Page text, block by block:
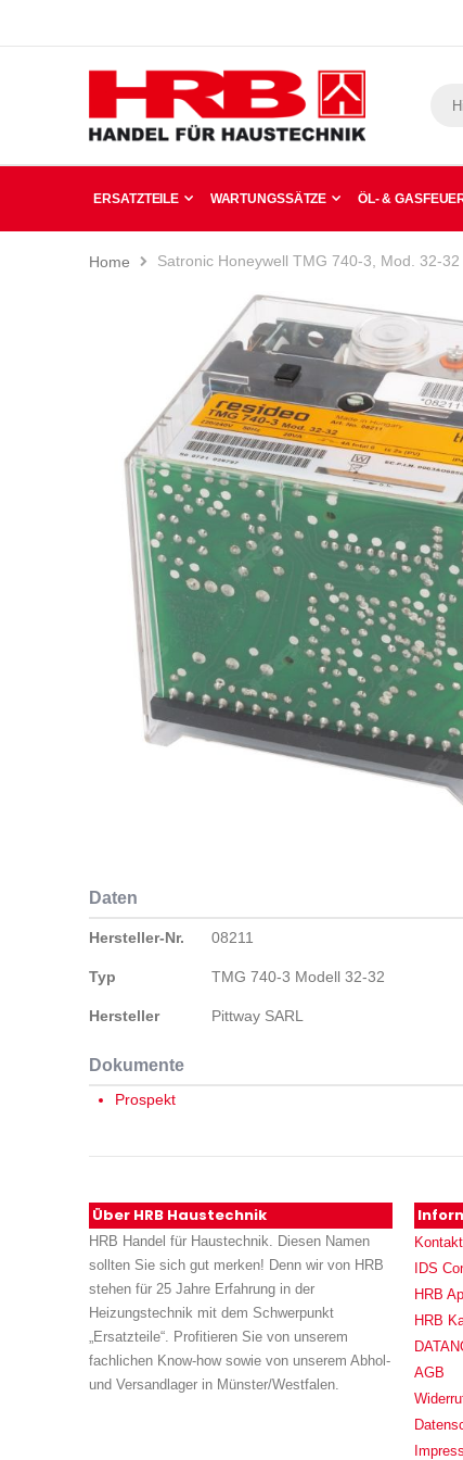
ERSATZTEILE WARTUNGSSÄTZE ÖL- &
Home Satronic Honeywell TMG 740-3, Mod. 32-
Bildergalerie
springen
Daten
Daten
Hersteller-Nr. 08211
Typ TMG 740-3 Modell 32-32
Hersteller Pittway SARL
Dokumente
Prospekt
Über HRB Haustechnik
HRB Handel für Haustechnik. Diesen Namen
sollten Sie sich gut merken! Denn wir von HRB
stehen für 25 Jahre Erfahrung in der
Heizungstechnik mit dem Schwerpunkt
„Ersatzteile“. Profitieren Sie von unserem
fachlichen Know-how sowie von unserem Abhol-
und Versandlager in Münster/Westfalen.
Kontakt
IDS
HRB
HRB
AGB